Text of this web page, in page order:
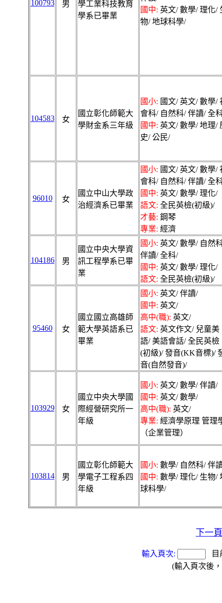
100793 男
學工業科技教育
學系已畢業
國中: 英文/ 數學/ 理化/
物/ 地球科學/
104583 女
國立彰化師範大
學財金系三年級
國小: 國文/ 英文/ 數學/
會科/ 自然科/ 伴讀/ 全
國中: 英文/ 數學/ 地理/
史/ 公民/
96010 女
國立中山大學政
治經濟系已畢業
國小: 國文/ 英文/ 數學/
會科/ 自然科/ 伴讀/ 全
國中: 英文/ 數學/ 理化/
語文: 全民英檢(初級)/
才藝: 鋼琴
專業: 經濟
104186 男
國立中央大學資
訊工程學系已畢
業
國小: 英文/ 數學/ 自然
伴讀/ 全科/
國中: 英文/ 數學/ 理化/
語文: 全民英檢(初級)/
95460 女
國立國立高雄師
範大學英語系已
畢業
國小: 英文/ 伴讀/
國中: 英文/
高中(職): 英文/
語文: 英文作文/ 兒童美
語/ 美語會話/ 全民英檢
(初級)/ 發音(KK音標)/
音(自然發音)/
103929 女
國立中央大學國
際經營研究所一
年級
國小: 英文/ 數學/ 伴讀/
國中: 英文/ 數學/
高中(職): 英文/
專業: 經濟學原理 管理
（企業管理）
103814 男
國立彰化師範大
學電子工程系四
年級
國小: 數學/ 自然科/ 伴
國中: 數學/ 理化/ 生物/
球科學/
下一頁
輸入頁次:
目
(輸入頁次後